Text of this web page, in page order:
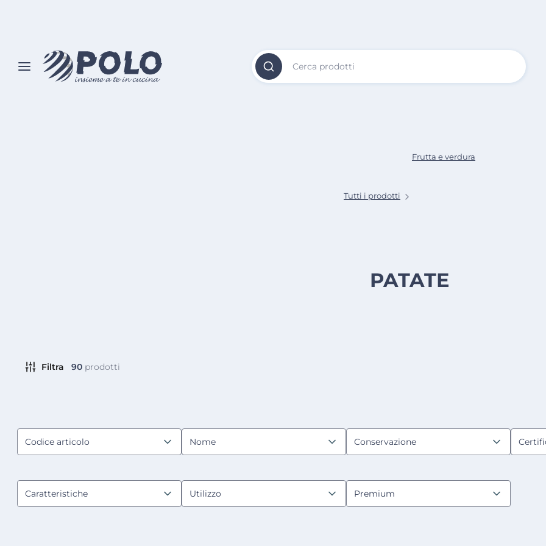
Tutti i prodotti
Frutta e verdura
PATATE
Filtra 90 prodotti
Codice articolo Nome Conservazione
Caratteristiche Utilizzo Premium